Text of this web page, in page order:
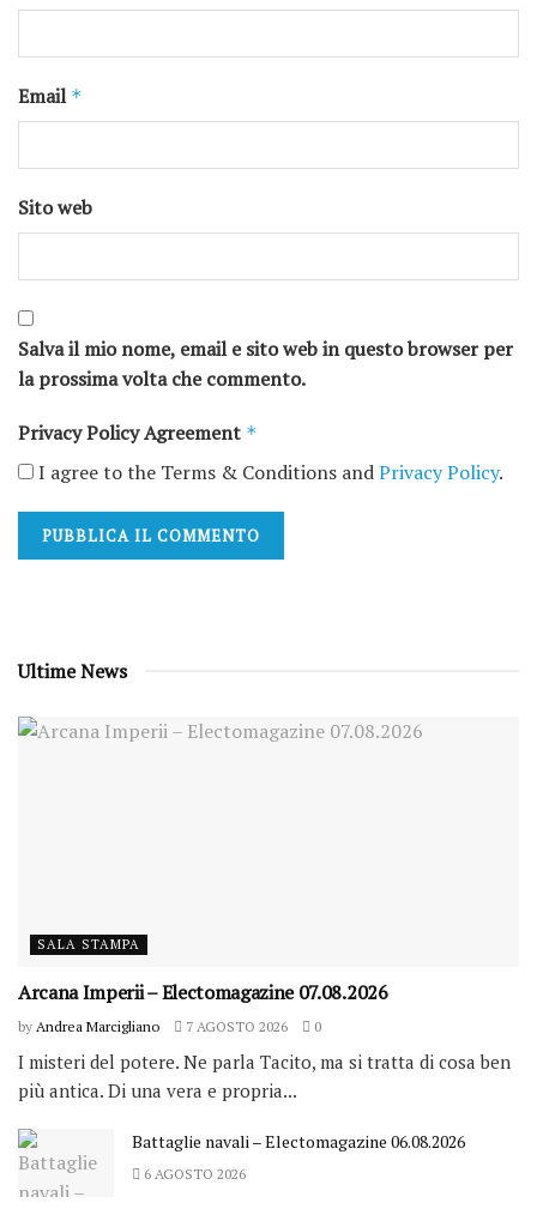
Email *
Sito web
Salva il mio nome, email e sito web in questo browser per
la prossima volta che commento.
Privacy Policy Agreement *
I agree to the Terms & Conditions andPrivacy Policy.
Ultime News
SALA STAMPA
Arcana Imperii – Electomagazine 07.08.2026
by Andrea Marcigliano 7 AGOSTO 2026 0
I misteri del potere. Ne parla Tacito, ma si tratta di cosa ben
più antica. Di una vera e propria...
Battaglie navali – Electomagazine 06.08.2026
6 AGOSTO 2026